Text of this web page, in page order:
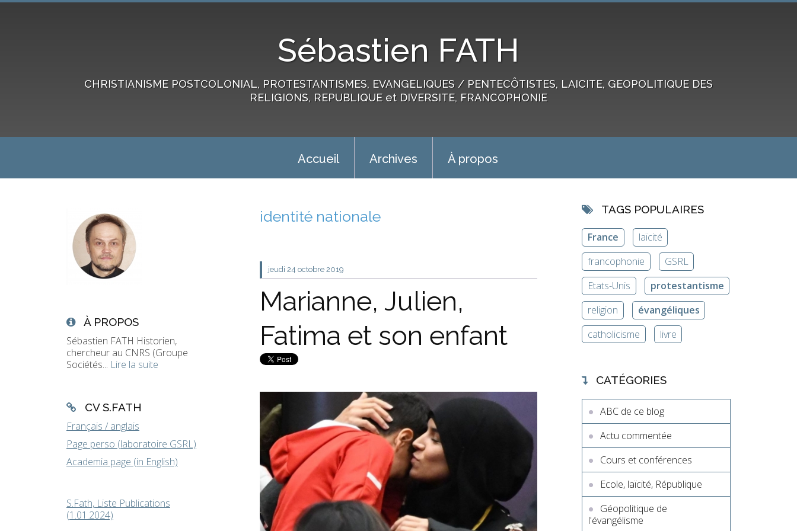
Sébastien FATH
CHRISTIANISME POSTCOLONIAL, PROTESTANTISMES, EVANGELIQUES / PENTECÔTISTES, LAICITE, GEOPOLITIQUE DES
RELIGIONS, REPUBLIQUE et DIVERSITE, FRANCOPHONIE
Accueil Archives À propos
À PROPOS
Sébastien FATH Historien,
chercheur au CNRS (Groupe
Sociétés... Lire la suite
CV S.FATH
Français / anglais
Page perso (laboratoire GSRL)
Academia page (in English)
S.Fath, Liste Publications
(1.01.2024)
identité nationale
jeudi 24 octobre 2019
Marianne, Julien,
Fatima et son enfant
TAGS POPULAIRES
France
laïcité
francophonie
GSRL
Etats-Unis
protestantisme
religion
évangéliques
catholicisme
livre
CATÉGORIES
ABC de ce blog
Actu commentée
Cours et conférences
Ecole, laïcité, République
Géopolitique de
l'évangélisme